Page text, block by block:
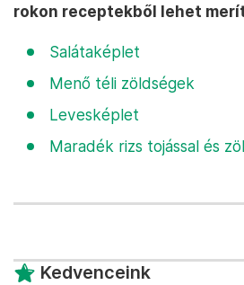
rokon receptekből lehet
Salátaképlet
Menő téli zöldségek
Levesképlet
Maradék rizs tojással és
Kedvenceink